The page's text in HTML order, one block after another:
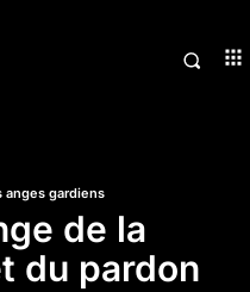
anges gardiens
de la
du pardon